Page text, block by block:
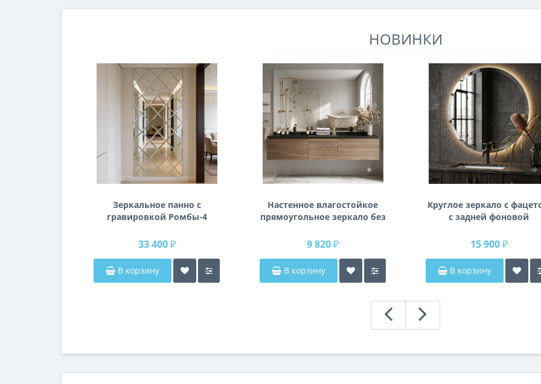
НОВИНКИ
Зеркальное панно с
гравировкой Ромбы-4
33 400 ₽
В корзину
Настенное влагостойкое
прямоугольное зеркало без
см (1400 мм)
9 820 ₽
В корзину
Круглое зеркало с
с задней фоновой
15 900 ₽
В корзину